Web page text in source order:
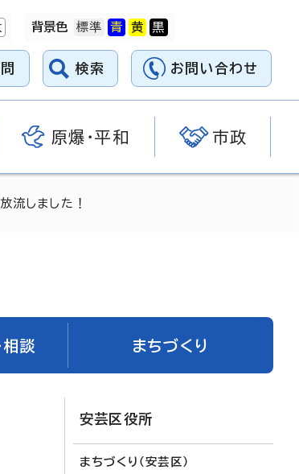
背景色
検索 お問い合わせ
原爆・平和 市政
流しました！
相談 まちづくり
安芸区役所
まちづくり（安芸区）